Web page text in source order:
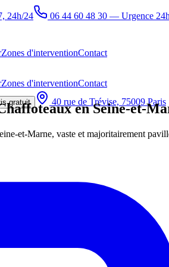
24h/24 06 44 60 48 30 — Urgence
Zones d'interventionContact
Zones d'interventionContact
gratuit 40 rue de Trévise, 75009 Paris
en Seine-et-
et-Marne, vaste et majoritairement